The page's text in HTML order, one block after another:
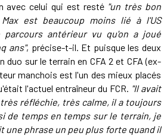
avec celui qui est resté "un très bon
est beaucoup moins lié à l'US
parcours antérieur vu qu'on a joué
ans", précise-t-il. Et puisque les deux
duo sur le terrain en CFA 2 et CFA (ex-
manchois est l'un des mieux placés
l'actuel entraîneur du FCR. "Il avait
réfléchie, très calme, il a toujours
de temps en temps sur le terrain, je
une phrase un peu plus forte quand il